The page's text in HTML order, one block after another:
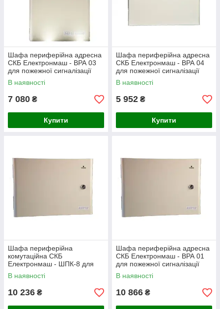
Шафа периферійна адресна
СКБ Електронмаш - ВРА 03
для пожежної сигналізації
В наявності
7 080 ₴
Купити
Шафа периферійна адресна
СКБ Електронмаш - ВРА 04
для пожежної сигналізації
В наявності
5 952 ₴
Купити
Шафа периферійна
комутаційна СКБ
Електронмаш - ШПК-8 для
пожежної сигналізації
В наявності
10 236 ₴
Шафа периферійна адресна
СКБ Електронмаш - ВРА 01
для пожежної сигналізації
В наявності
10 866 ₴